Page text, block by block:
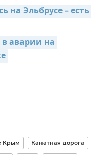
на Эльбрусе – есть
аварии на
Крым Канатная дорога